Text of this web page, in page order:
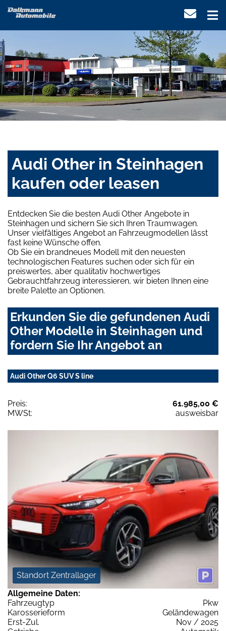
Audi Other in Steinhagen
kaufen oder leasen
Entdecken Sie die besten Audi Other Angebote in
Steinhagen und sichern Sie sich Ihren Traumwagen.
Unser vielfältiges Angebot an Fahrzeugmodellen lässt
fast keine Wünsche offen.
Ob Sie ein brandneues Modell mit den neuesten
technologischen Features suchen oder sich für ein
preiswertes, aber qualitativ hochwertiges
Gebrauchtfahrzeug interessieren, wir bieten Ihnen eine
breite Palette an Optionen.
Erkunden Sie die gefundenen Audi
Other Modelle in Steinhagen und
fordern Sie Ihr Angebot an
Audi Other Q6 SUV S line
Preis:
61.985,00 €
MWSt:
ausweisbar
Standort Zentrallager
Allgemeine Daten:
Fahrzeugtyp
Pkw
Karosserieform
Geländewagen
Erst-Zul.
Nov / 2025